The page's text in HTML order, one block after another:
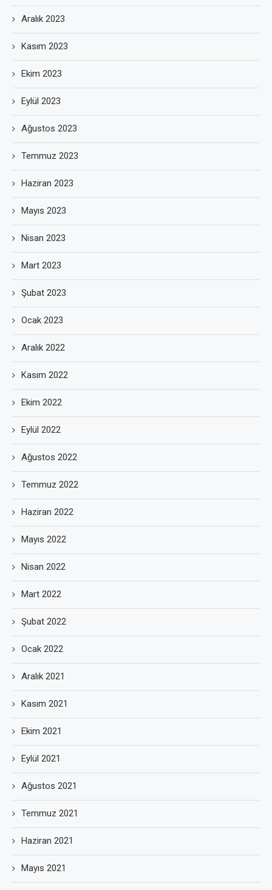
Aralık 2023
Kasım 2023
Ekim 2023
Eylül 2023
Ağustos 2023
Temmuz 2023
Haziran 2023
Mayıs 2023
Nisan 2023
Mart 2023
Şubat 2023
Ocak 2023
Aralık 2022
Kasım 2022
Ekim 2022
Eylül 2022
Ağustos 2022
Temmuz 2022
Haziran 2022
Mayıs 2022
Nisan 2022
Mart 2022
Şubat 2022
Ocak 2022
Aralık 2021
Kasım 2021
Ekim 2021
Eylül 2021
Ağustos 2021
Temmuz 2021
Haziran 2021
Mayıs 2021